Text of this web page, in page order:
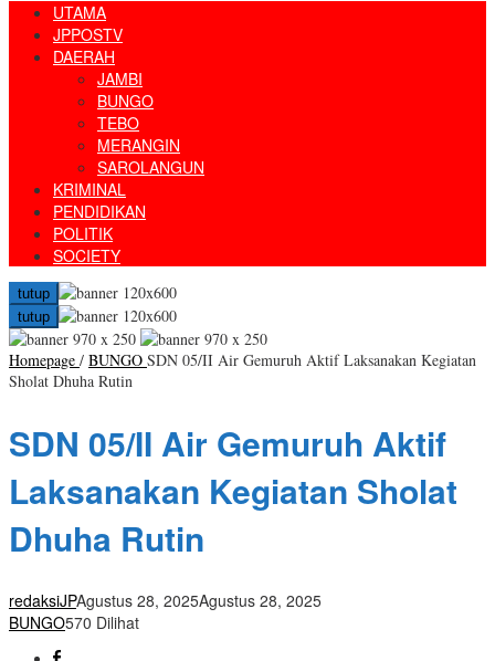
UTAMA
JPPOSTV
DAERAH
JAMBI
BUNGO
TEBO
MERANGIN
SAROLANGUN
KRIMINAL
PENDIDIKAN
POLITIK
SOCIETY
tutup
tutup
Homepage / BUNGO SDN 05/II Air Gemuruh Aktif Laksanakan Kegiatan
Sholat Dhuha Rutin
SDN 05/II Air Gemuruh Aktif
Laksanakan Kegiatan Sholat
Dhuha Rutin
redaksiJPAgustus 28, 2025Agustus 28, 2025
BUNGO570 Dilihat